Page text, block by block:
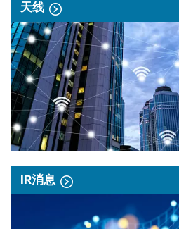
天线
IR消息